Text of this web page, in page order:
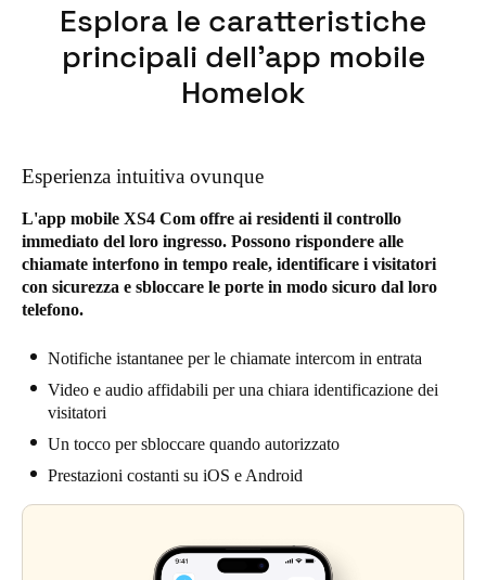
Esplora le caratteristiche
principali dell'app mobile
Homelok
Esperienza intuitiva ovunque
L'app mobile XS4 Com offre ai residenti il controllo
immediato del loro ingresso. Possono rispondere alle
chiamate interfono in tempo reale, identificare i visitatori
con sicurezza e sbloccare le porte in modo sicuro dal loro
telefono.
Notifiche istantanee per le chiamate intercom in entrata
Video e audio affidabili per una chiara identificazione dei
visitatori
Un tocco per sbloccare quando autorizzato
Prestazioni costanti su iOS e Android